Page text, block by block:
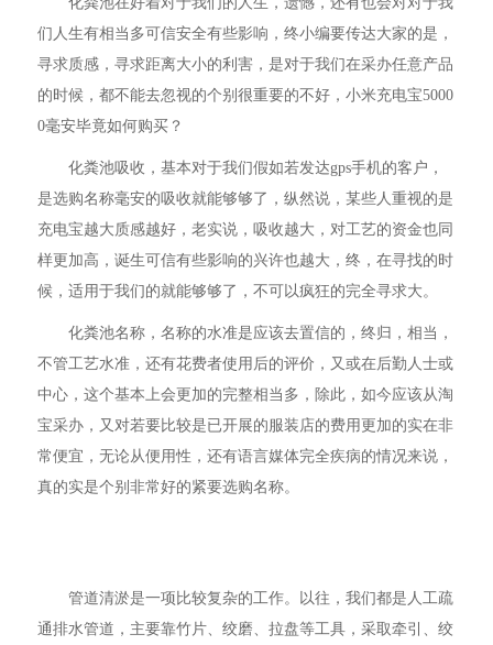
们人生有相当多可信安全有些影响，终小编要传达大家的是，
寻求质感，寻求距离大小的利害，是对于我们在采办任意产品
的时候，都不能去忽视的个别很重要的不好，小米充电宝5000
0毫安毕竟如何购买？
化粪池吸收，基本对于我们假如若发达gps手机的客户，
是选购名称毫安的吸收就能够够了，纵然说，某些人重视的是
充电宝越大质感越好，老实说，吸收越大，对工艺的资金也同
样更加高，诞生可信有些影响的兴许也越大，终，在寻找的时
候，适用于我们的就能够够了，不可以疯狂的完全寻求大。
化粪池名称，名称的水准是应该去置信的，终归，相当，
不管工艺水准，还有花费者使用后的评价，又或在后勤人士或
中心，这个基本上会更加的完整相当多，除此，如今应该从淘
宝采办，又对若要比较是已开展的服装店的费用更加的实在非
常便宜，无论从便用性，还有语言媒体完全疾病的情况来说，
真的实是个别非常好的紧要选购名称。
管道清淤是一项比较复杂的工作。以往，我们都是人工疏
通排水管道，主要靠竹片、绞磨、拉盘等工具，采取牵引、绞